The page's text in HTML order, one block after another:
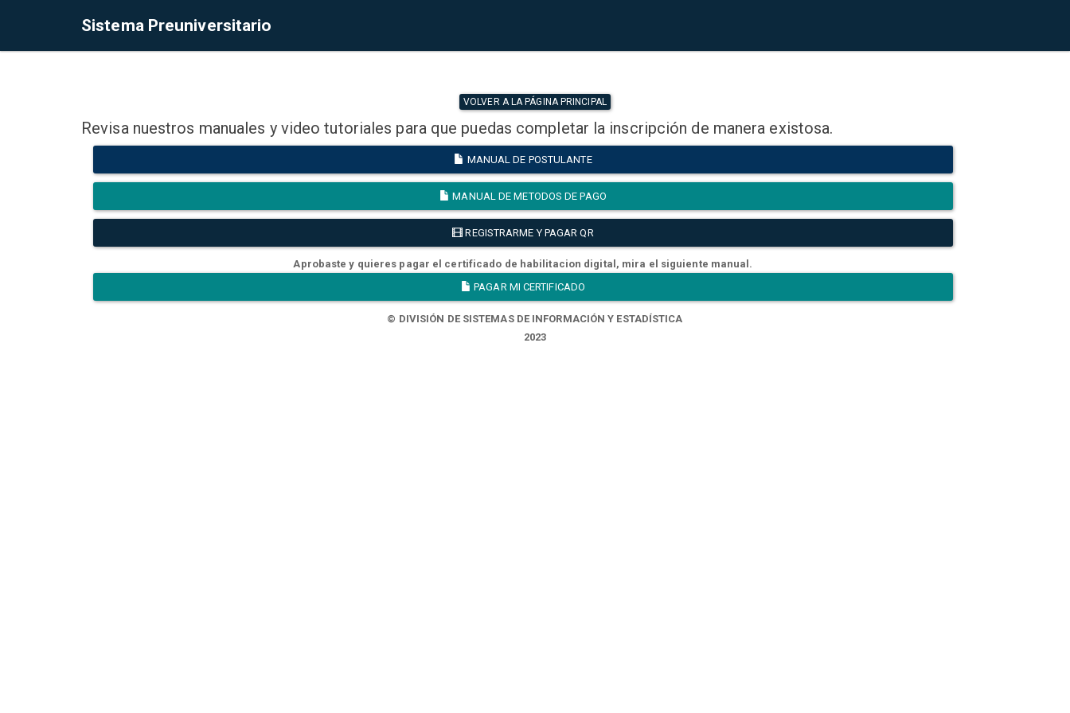
Sistema Preuniversitario
VOLVER A LA PÁGINA PRINCIPAL
Revisa nuestros manuales y video tutoriales para que puedas completar la inscripción de manera existosa.
MANUAL DE POSTULANTE
MANUAL DE METODOS DE PAGO
REGISTRARME Y PAGAR QR
Aprobaste y quieres pagar el certificado de habilitacion digital, mira el siguiente manual.
PAGAR MI CERTIFICADO
© DIVISIÓN DE SISTEMAS DE INFORMACIÓN Y ESTADÍSTICA
2023